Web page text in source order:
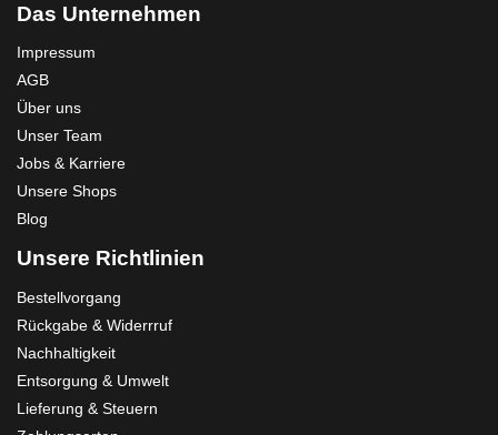
Das Unternehmen
Impressum
AGB
Über uns
Unser Team
Jobs & Karriere
Unsere Shops
Blog
Unsere Richtlinien
Bestellvorgang
Rückgabe & Widerrruf
Nachhaltigkeit
Entsorgung & Umwelt
Lieferung & Steuern